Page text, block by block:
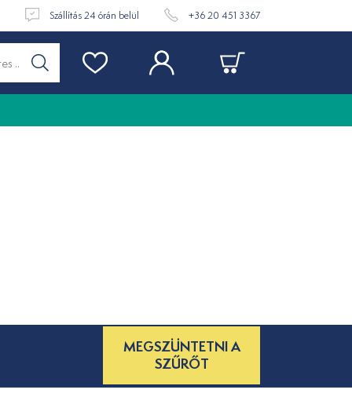
Szállítás 24 órán belül +36 20 451 3367
MEGSZÜNTETNI A
SZŰRŐT